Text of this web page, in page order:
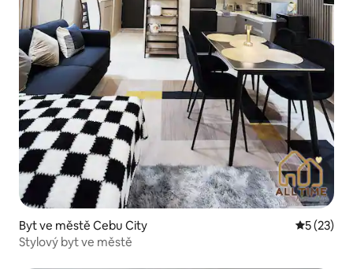
Byt ve městě Cebu City Průměrné
5 (23)
Stylový byt ve městě